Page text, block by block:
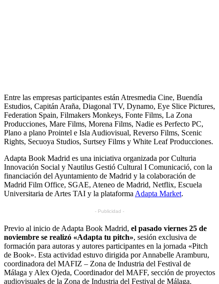
Entre las empresas participantes están Atresmedia Cine, Buendía
Estudios, Capitán Araña, Diagonal TV, Dynamo, Eye Slice Pictures,
Federation Spain, Filmakers Monkeys, Fonte Films, La Zona
Producciones, Mare Films, Morena Films, Nadie es Perfecto PC,
Plano a plano Prointel e Isla Audiovisual, Reverso Films, Scenic
Rights, Secuoya Studios, Surtsey Films y White Leaf Producciones.
Adapta Book Madrid es una iniciativa organizada por Culturia
Innovación Social y Nautilus Gestió Cultural I Comunicació, con la
financiación del Ayuntamiento de Madrid y la colaboración de
Madrid Film Office, SGAE, Ateneo de Madrid, Netflix, Escuela
Universitaria de Artes TAI y la plataforma Adapta Market.
- Publicidad -
Previo al inicio de Adapta Book Madrid, el pasado viernes 25 de
noviembre se realizó «Adapta tu pitch», sesión exclusiva de
formación para autoras y autores participantes en la jornada «Pitch
de Book». Esta actividad estuvo dirigida por Annabelle Aramburu,
coordinadora del MAFIZ – Zona de Industria del Festival de
Málaga y Alex Ojeda, Coordinador del MAFF, sección de proyectos
audiovisuales de la Zona de Industria del Festival de Málaga.